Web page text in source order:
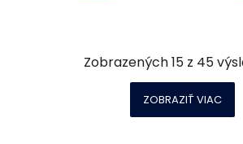
Zobrazených15 z 45
ZOBRAZIŤ VIAC